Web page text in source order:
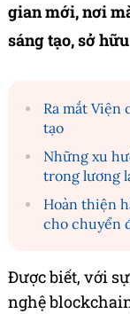
gian mới, nơi
sáng tạo, sở
Ra mắt Viện
tạo
Những xu
trong lương
Hoàn thiện
cho chuyển
Được biết, với
nghệ